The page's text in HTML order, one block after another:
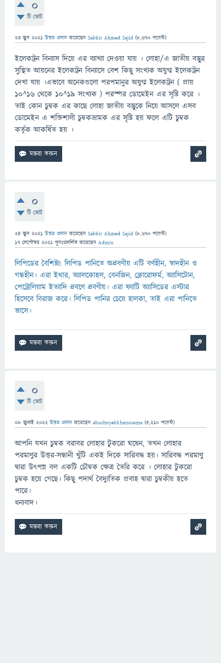
0
টি ভোট
23 জুন 2021 উত্তর প্রদান করেছেন Sabbir Ahmed Sajid (8,670 পয়েন্ট)
ইলেকট্রন বিন্যাস দিয়ে এর ব্যাখ্যা দেওয়া যায় । লোহা/এ জাতীয় বস্তুুর
সুস্থিত আয়নের ইলেকট্রন বিন্যাসে বেশ কিছু সংখ্যক অযুগ্ম ইলেকট্রন
দেখা যায় ।এভাবে অনেকগুলো পরপমানুর অযুগ্ম ইলেকট্রন ( প্রায়
10^16 থেকে 10^19 সংখ্যক ) পরস্পর ডোমেইন এর সৃষ্টি করে ।
তাই কোন চুম্বক এর কাছে লোহা জাতীয় বস্তুুকে নিয়ে আসলে এসব
ডোমেইন এ শক্তিশালী চুম্বকভ্রামক এর সৃষ্টি হয় ফলে এটি চুম্বক
কর্তৃক আকর্ষিত হয় ।
0
টি ভোট
24 জুন 2021 উত্তর প্রদান করেছেন Sabbir Ahmed Sajid (8,670 পয়েন্ট)
17 সেপ্টেম্বর 2021 পূনঃপ্রদর্শিত করেছেন Admin
লিপিডের বৈশিষ্ট্য: লিপিড পানিতে অদ্রবণীয় এটি বর্ণহীন, স্বাদহীন ও
গন্ধহীন। এরা ইথার, অ্যালকোহল, বেনজিন, ক্লোরোফর্ম, অ্যাসিটোন,
পেট্রোলিয়াম ইত্যাদি দ্রবণে দ্রবণীয়। এরা ফ্যাটি অ্যাসিডের এস্টার
হিসেবে বিরাজ করে। লিপিড পানির চেয়ে হালকা, তাই এরা পানিতে
ভাসে।
0
টি ভোট
08 জুলাই 2022 উত্তর প্রদান করেছেন abushoyebkhanosama (5,210 পয়েন্ট)
আপনি যখন চুম্বক বরাবর লোহার টুকরো ঘষেন, তখন লোহার
পরমাণুর উত্তর-সন্ধানী খুঁটি একই দিকে সারিবদ্ধ হয়। সারিবদ্ধ পরমাণু
দ্বারা উত্পন্ন বল একটি চৌম্বক ক্ষেত্র তৈরি করে । লোহার টুকরো
চুম্বক হয়ে গেছে। কিছু পদার্থ বৈদ্যুতিক প্রবাহ দ্বারা চুম্বকীয় হতে
পারে।
ধন্যবাদ।